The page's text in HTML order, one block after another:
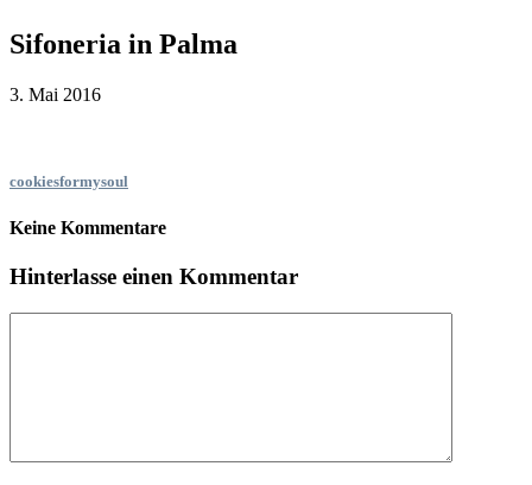
Sifoneria in Palma
3. Mai 2016
cookiesformysoul
Keine Kommentare
Hinterlasse einen Kommentar